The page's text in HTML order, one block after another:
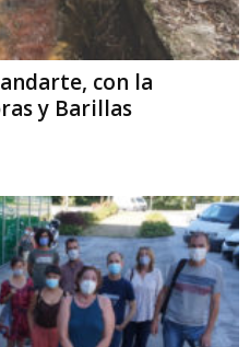
con la
y Barillas